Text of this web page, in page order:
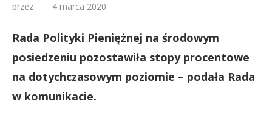
przez 4 marca 2020
Rada Polityki Pieniężnej na środowym
posiedzeniu pozostawiła stopy procentowe
na dotychczasowym poziomie – podała Rada
w komunikacie.